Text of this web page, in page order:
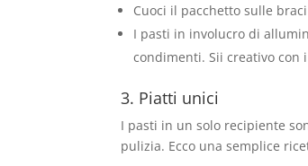
Cuoci il pacchetto sulle
I pasti in involucro di
condimenti. Sii creativo con
3. Piatti unici
I pasti in un solo recipiente
pulizia. Ecco una semplice